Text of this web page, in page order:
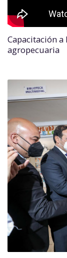
Capacitación
agropecuaria